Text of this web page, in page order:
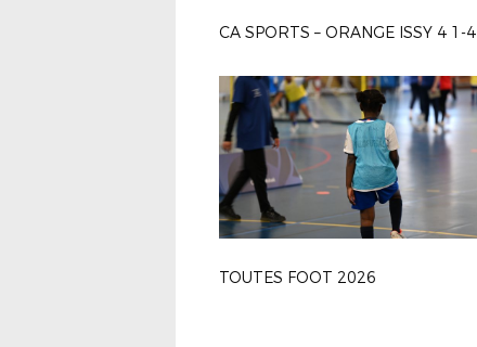
CA SPORTS – ORANGE ISSY 4 1-4
TOUTES FOOT 2026